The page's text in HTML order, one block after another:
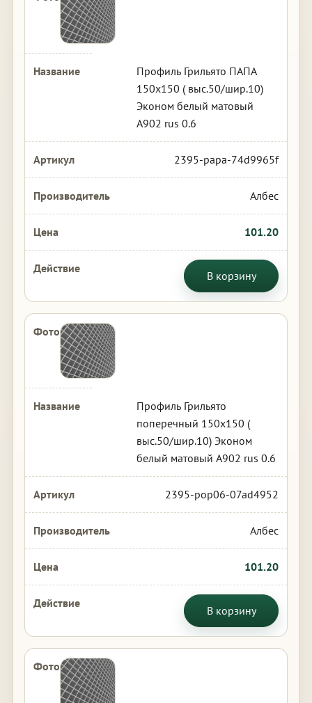
Профиль Грильято ПАПА
150х150 ( выс.50/шир.10)
Эконом белый матовый
А902 rus 0.6
2395-papa-74d9965f
Албес
101.20
В корзину
Профиль Грильято
поперечный 150х150 (
выс.50/шир.10) Эконом
белый матовый А902 rus 0.6
2395-pop06-07ad4952
Албес
101.20
В корзину